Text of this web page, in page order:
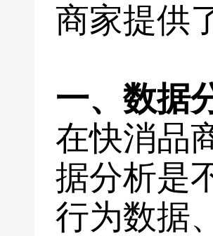
商家提供
一、数据
在快消品
据分析是
行为数据